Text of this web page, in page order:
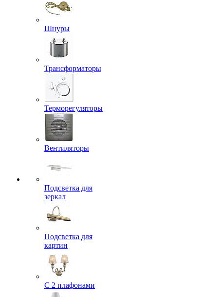
Шнуры
Трансформаторы
Терморегуляторы
Вентиляторы
Подсветка для
зеркал
Подсветка для
картин
С 2 плафонами